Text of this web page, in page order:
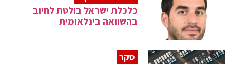
כלכלת ישראל בולטת לחיוב
בהשוואה בינלאומית
סקר